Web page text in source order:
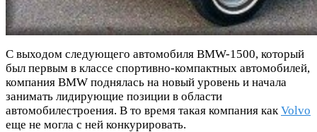
С выходом следующего автомобиля BMW-1500, который
был первым в классе спортивно-компактных автомобилей,
компания BMW поднялась на новый уровень и начала
занимать лидирующие позиции в области
автомобилестроения. В то время такая компания как Volvo
еще не могла с ней конкурировать.